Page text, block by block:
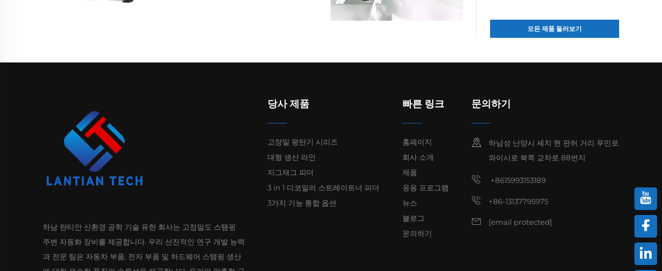
모든 제품 둘러보기
하남 란티안 신환경 공학 기술 유한 회사는 고정밀도 스탬핑
주변 자동화 장비를 제공합니다. 우리 선진적인 연구 개발 능력
과 전문 팀은 자동차 부품, 전자 부품 및 하드웨어 스탬핑 생산
당사 제품
고정밀 평탄기 시리즈
대형 생산 라인
지그재그 피더
3 in 1 디코일러 스트레이트너 피더
3가지 기능 통합 옵션
빠른 링크
홈페이지
회사 소개
제품
응용 프로그램
뉴스
블로그
문의하기
문의하기
하남성 난양시 셰치 현 판허 거리 푸민로
와이시로 북쪽 교차로 88번지
+8615993153189
+86-13137795975
[email protected]